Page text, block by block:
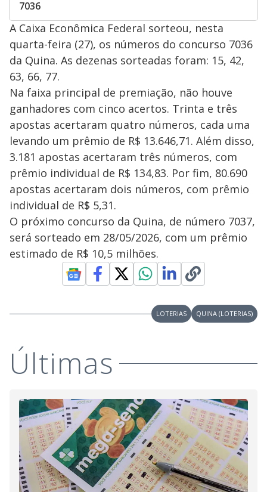
7036
A Caixa Econômica Federal sorteou, nesta
quarta-feira (27), os números do concurso 7036
da Quina. As dezenas sorteadas foram: 15, 42,
63, 66, 77.
Na faixa principal de premiação, não houve
ganhadores com cinco acertos. Trinta e três
apostas acertaram quatro números, cada uma
levando um prêmio de R$ 13.646,71. Além disso,
3.181 apostas acertaram três números, com
prêmio individual de R$ 134,83. Por fim, 80.690
apostas acertaram dois números, com prêmio
individual de R$ 5,31.
O próximo concurso da Quina, de número 7037,
será sorteado em 28/05/2026, com um prêmio
estimado de R$ 10,5 milhões.
LOTERIAS QUINA (LOTERIAS)
Últimas